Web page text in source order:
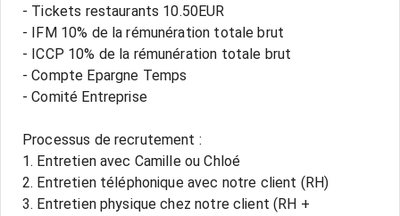
- Tickets restaurants 10.50EUR
- IFM 10% de la rémunération totale brut
- ICCP 10% de la rémunération totale brut
- Compte Epargne Temps
- Comité Entreprise
Processus de recrutement :
1. Entretien avec Camille ou Chloé
2. Entretien téléphonique avec notre client (RH)
3. Entretien physique chez notre client (RH +